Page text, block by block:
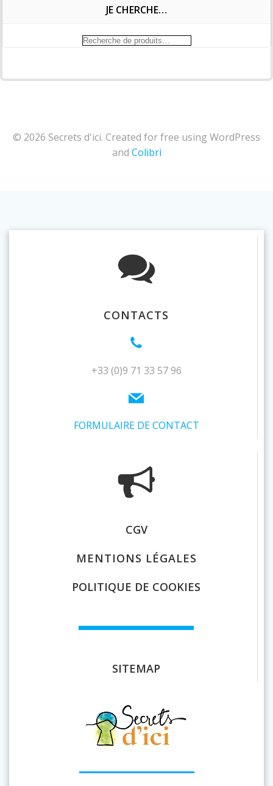
JE CHERCHE…
Recherche
© 2026 Secrets d'ici. Created for free using WordPress
and Colibri
CONTACTS
+33 (0)9 71 33 57 96
FORMULAIRE DE CONTACT
CGV
MENTIONS LÉGALES
POLITIQUE DE COOKIES
SITEMAP